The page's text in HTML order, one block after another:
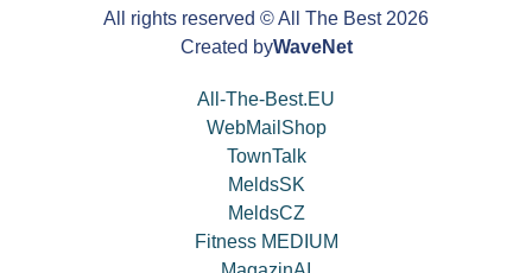
All rights reserved © All The Best2026
Created byWaveNet
All-The-Best.EU
WebMailShop
TownTalk
MeldsSK
MeldsCZ
Fitness MEDIUM